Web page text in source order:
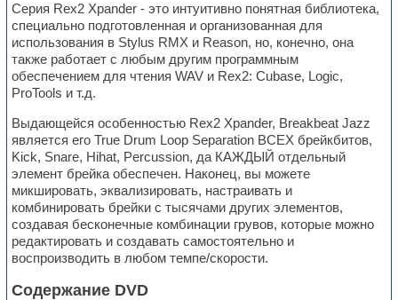
Серия Rex2 Xpander - это интуитивно понятная библиотека,
специально подготовленная и организованная для
использования в Stylus RMX и Reason, но, конечно, она
также работает с любым другим программным
обеспечением для чтения WAV и Rex2: Cubase, Logic,
ProTools и т.д.
Выдающейся особенностью Rex2 Xpander, Breakbeat Jazz
является его True Drum Loop Separation ВСЕХ брейкбитов,
Kick, Snare, Hihat, Percussion, да КАЖДЫЙ отдельный
элемент брейка обеспечен. Наконец, вы можете
микшировать, эквализировать, настраивать и
комбинировать брейки с тысячами других элементов,
создавая бесконечные комбинации грувов, которые можно
редактировать и создавать самостоятельно и
воспроизводить в любом темпе/скорости.
Содержание DVD